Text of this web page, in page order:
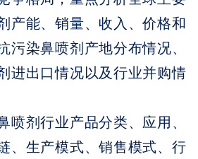
产能、销量、收入、价格和
污染鼻喷剂产地分布情况、
进出口情况以及行业并购情
喷剂行业产品分类、应用、
、生产模式、销售模式、行